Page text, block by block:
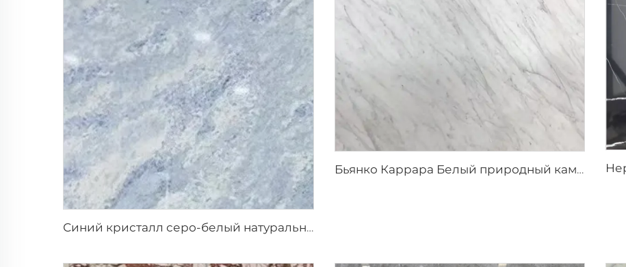
Синий кристалл серо-белый натуральный каменный мрамор с сине-серой текстурой и яркими включениями
Бьянко Каррара Белый природный камень мрамор со светло-серыми прожилками